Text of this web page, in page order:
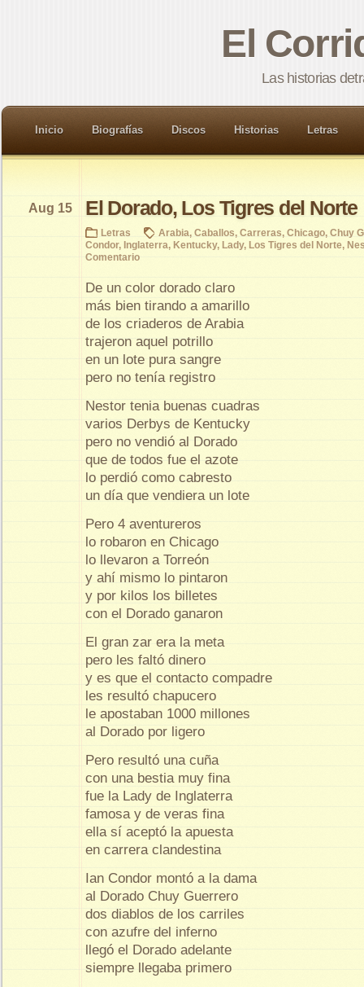
El
Las historias
Inicio Biografías Discos Historias Letras
El Dorado, Los Tigres del Norte
Aug 15
Letras Arabia, Caballos, Carreras, Chicago, Chuy
Condor, Inglaterra, Kentucky, Lady, Los Tigres del Norte,
Comentario
De un color dorado claro
más bien tirando a amarillo
de los criaderos de Arabia
trajeron aquel potrillo
en un lote pura sangre
pero no tenía registro
Nestor tenia buenas cuadras
varios Derbys de Kentucky
pero no vendió al Dorado
que de todos fue el azote
lo perdió como cabresto
un día que vendiera un lote
Pero 4 aventureros
lo robaron en Chicago
lo llevaron a Torreón
y ahí mismo lo pintaron
y por kilos los billetes
con el Dorado ganaron
El gran zar era la meta
pero les faltó dinero
y es que el contacto compadre
les resultó chapucero
le apostaban 1000 millones
al Dorado por ligero
Pero resultó una cuña
con una bestia muy fina
fue la Lady de Inglaterra
famosa y de veras fina
ella sí aceptó la apuesta
en carrera clandestina
Ian Condor montó a la dama
al Dorado Chuy Guerrero
dos diablos de los carriles
con azufre del inferno
llegó el Dorado adelante
siempre llegaba primero